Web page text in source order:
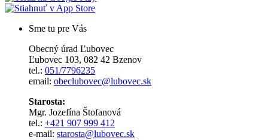
Sme tu pre Vás
Obecný úrad Ľubovec
Ľubovec 103, 082 42 Bzenov
tel.: 051/7796235
email: obeclubovec@lubovec.sk
Starosta:
Mgr. Jozefína Štofanová
tel.: +421 907 999 412
e-mail: starosta@lubovec.sk